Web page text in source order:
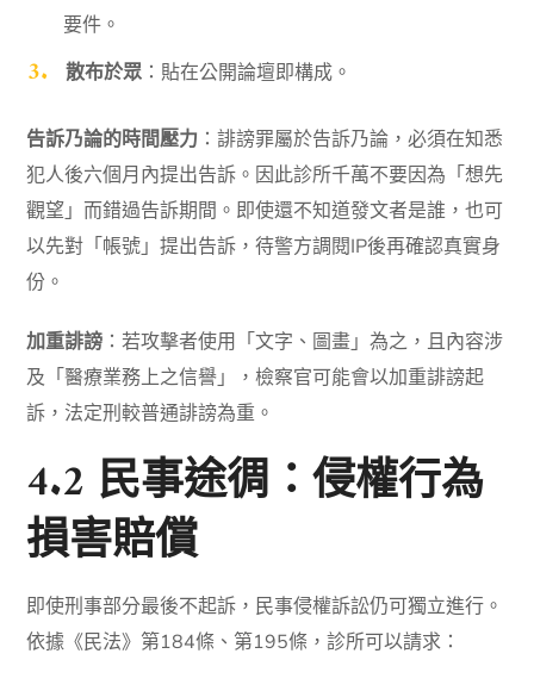
要件。
散布於眾：貼在公開論壇即構成。
告訴乃論的時間壓力 ：誹謗罪屬於告訴乃論，必須在知悉
犯人後六個月內提出告訴。因此診所千萬不要因為「想先
觀望」而錯過告訴期間。即使還不知道發文者是誰，也可
以先對「帳號」提出告訴，待警方調閱IP後再確認真實身
份。
加重誹謗 ：若攻擊者使用「文字、圖畫」為之，且內容涉
及「醫療業務上之信譽」，檢察官可能會以加重誹謗起
訴，法定刑較普通誹謗為重。
4.2 民事途徟：侵權行為
損害賠償
即使刑事部分最後不起訴，民事侵權訴訟仍可獨立進行。
依據《民法》第184條、第195條，診所可以請求：